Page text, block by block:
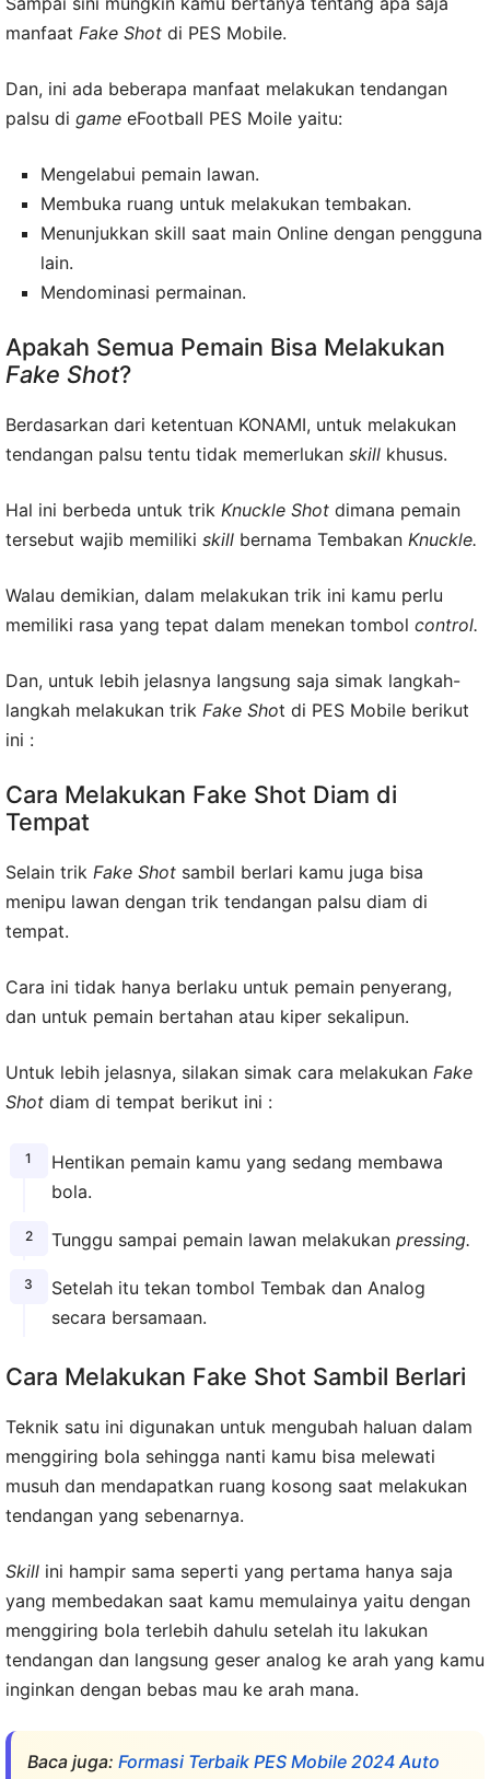
manfaat Fake Shot di PES Mobile.
Dan, ini ada beberapa manfaat melakukan tendangan
palsu di game eFootball PES Moile yaitu:
Mengelabui pemain lawan.
Membuka ruang untuk melakukan tembakan.
Menunjukkan skill saat main Online dengan pengguna
lain.
Mendominasi permainan.
Apakah Semua Pemain Bisa Melakukan
Fake Shot?
Berdasarkan dari ketentuan KONAMI, untuk melakukan
tendangan palsu tentu tidak memerlukan skill khusus.
Hal ini berbeda untuk trik Knuckle Shot dimana pemain
tersebut wajib memiliki skill bernama Tembakan Knuckle.
Walau demikian, dalam melakukan trik ini kamu perlu
memiliki rasa yang tepat dalam menekan tombol control.
Dan, untuk lebih jelasnya langsung saja simak langkah-
langkah melakukan trik Fake Shot di PES Mobile berikut
ini :
Cara Melakukan Fake Shot Diam di
Tempat
Selain trik Fake Shot sambil berlari kamu juga bisa
menipu lawan dengan trik tendangan palsu diam di
tempat.
Cara ini tidak hanya berlaku untuk pemain penyerang,
dan untuk pemain bertahan atau kiper sekalipun.
Untuk lebih jelasnya, silakan simak cara melakukan Fake
Shot diam di tempat berikut ini :
Hentikan pemain kamu yang sedang membawa
bola.
Tunggu sampai pemain lawan melakukan pressing.
Setelah itu tekan tombol Tembak dan Analog
secara bersamaan.
Cara Melakukan Fake Shot Sambil Berlari
Teknik satu ini digunakan untuk mengubah haluan dalam
menggiring bola sehingga nanti kamu bisa melewati
musuh dan mendapatkan ruang kosong saat melakukan
tendangan yang sebenarnya.
Skill ini hampir sama seperti yang pertama hanya saja
yang membedakan saat kamu memulainya yaitu dengan
menggiring bola terlebih dahulu setelah itu lakukan
tendangan dan langsung geser analog ke arah yang kamu
inginkan dengan bebas mau ke arah mana.
Baca juga: Formasi Terbaik PES Mobile 2024 Auto